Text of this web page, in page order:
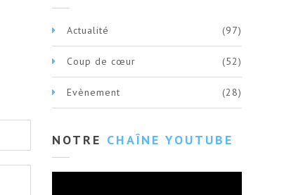
Actualité (97)
Coup de cœur (52)
Evènement (28)
NOTRE CHAÎNE YOUTUBE